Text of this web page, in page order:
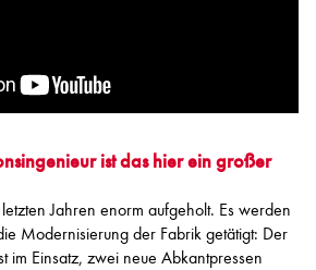
ist das hier ein großer
Jahren enorm aufgeholt. Es werden
Modernisierung der Fabrik getätigt: Der
im Einsatz, zwei neue Abkantpressen